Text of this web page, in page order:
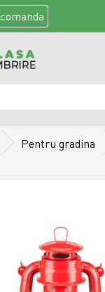
comanda
Pentru gradina